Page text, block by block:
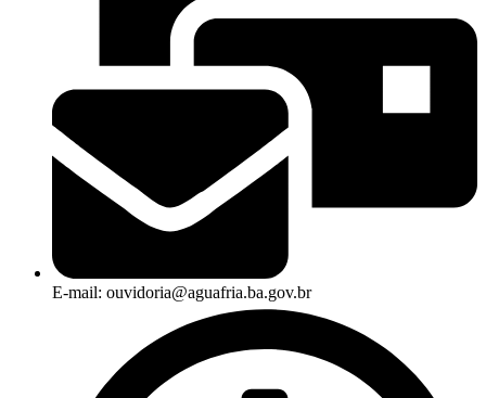
E-mail: ouvidoria@aguafria.ba.gov.br